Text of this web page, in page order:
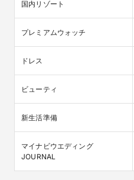
国内リゾート
プレミアムウォッチ
ドレス
ビューティ
新生活準備
マイナビウエディング
JOURNAL